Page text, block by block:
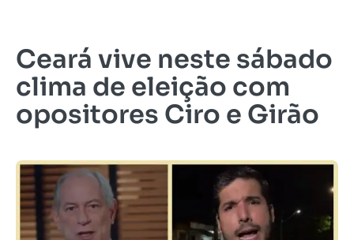
Ceará vive neste sábado
clima de eleição com
opositores Ciro e Girão